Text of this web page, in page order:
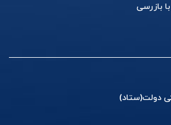
بازرسی
دولت(ستاد)